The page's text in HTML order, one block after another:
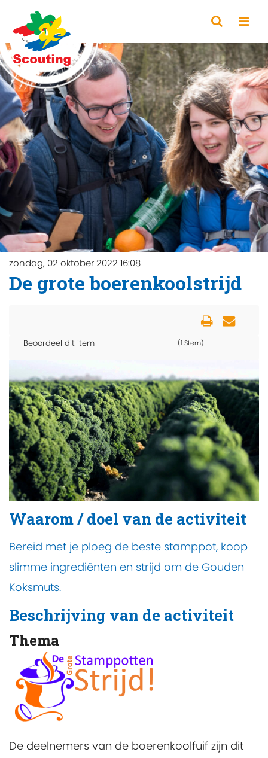
zondag, 02 oktober 2022 16:08
De grote boerenkoolstrijd
Beoordeel dit item (1 Stem)
Waarom / doel van de activiteit
Bereid met je ploeg de beste stamppot, koop
slimme ingrediënten en strijd om de Gouden
Koksmuts.
Beschrijving van de activiteit
Thema
De deelnemers van de boerenkoolfuif zijn dit